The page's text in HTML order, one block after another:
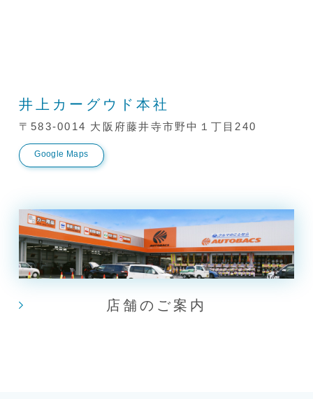
井上カーグウド本社
〒583-0014 大阪府藤井寺市野中１丁目240
Google Maps
店舗のご案内